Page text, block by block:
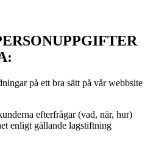
på ett bra sätt på vår webbsite
efterfrågar (vad, när, hur)
enligt gällande lagstiftning